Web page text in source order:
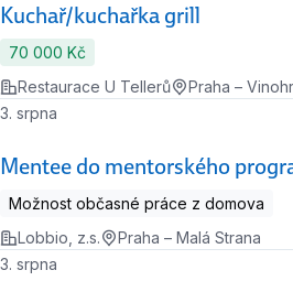
Kuchař/kuchařka grill
70 000 Kč
Restaurace U Tellerů
Praha –
Mentee do mentorského
3. srpna
Možnost občasné práce z domova
Lobbio, z.s.
Praha – Malá Strana
3. srpna